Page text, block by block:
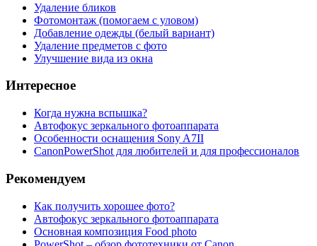
Удаление бликов
Фотомонтаж (помогаем с уловом)
Добавление одежды (белый вариант)
Удаление предметов с фото
Улучшение вида из окна
Интересное
Когда нужна вспышка?
Автофокус зеркального фотоаппарата
Особенности оснащения Sony A7ІІ
CanonPowerShot для любителей и для профессионалов
Рекомендуем
Как получить хорошее фото?
Автофокус зеркального фотоаппарата
Основная композиция Food photo